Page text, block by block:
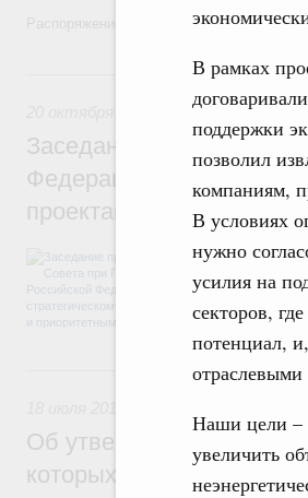
В рамках
поддержки
позволил
компаниям,
В условиях
нужно
усилия на
секторов,
потенциал,
Наши цели –
увеличить
Распоряжение от 16 сентября 2021 года
20
Заседание президиума
Федерации по
проектам
О
бизнес и
инициативы».
18
Об утверждении перечня
которых будет